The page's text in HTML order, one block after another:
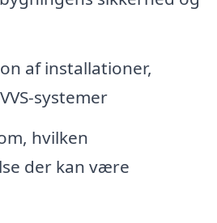
af installationer,
systemer
hvilken
der kan være